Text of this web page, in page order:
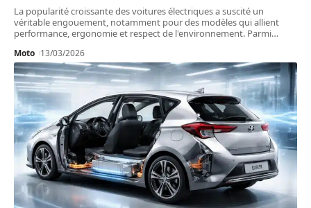
La popularité croissante des voitures électriques a suscité un
véritable engouement, notamment pour des modèles qui allient
performance, ergonomie et respect de l'environnement. Parmi…
Moto 13/03/2026